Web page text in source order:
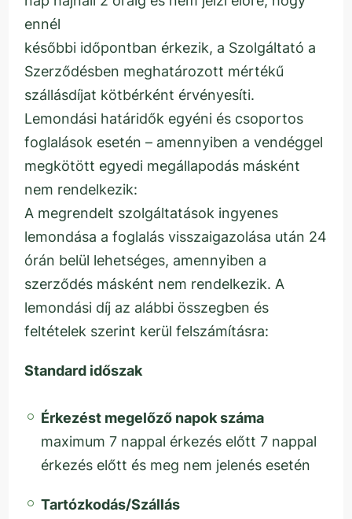
ennél
későbbi időpontban érkezik, a Szolgáltató a
Szerződésben meghatározott mértékű
szállásdíjat kötbérként érvényesíti.
Lemondási határidők egyéni és csoportos
foglalások esetén – amennyiben a vendéggel
megkötött egyedi megállapodás másként
nem rendelkezik:
A megrendelt szolgáltatások ingyenes
lemondása a foglalás visszaigazolása után 24
órán belül lehetséges, amennyiben a
szerződés másként nem rendelkezik. A
lemondási díj az alábbi összegben és
feltételek szerint kerül felszámításra:
Standard időszak
Érkezést megelőző napok száma
maximum 7 nappal érkezés előtt 7 nappal
érkezés előtt és meg nem jelenés esetén
Tartózkodás/Szállás